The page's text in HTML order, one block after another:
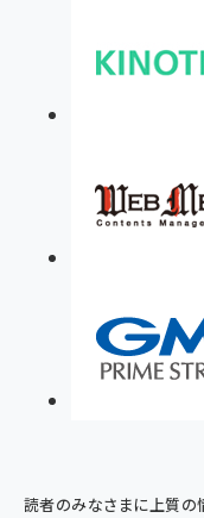
読者のみなさまに上質の